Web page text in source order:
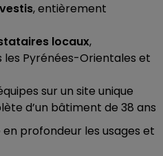
, entièrement
locaux,
Pyrénées-Orientales et
sur un site unique
d’un bâtiment de 38 ans
profondeur les usages et